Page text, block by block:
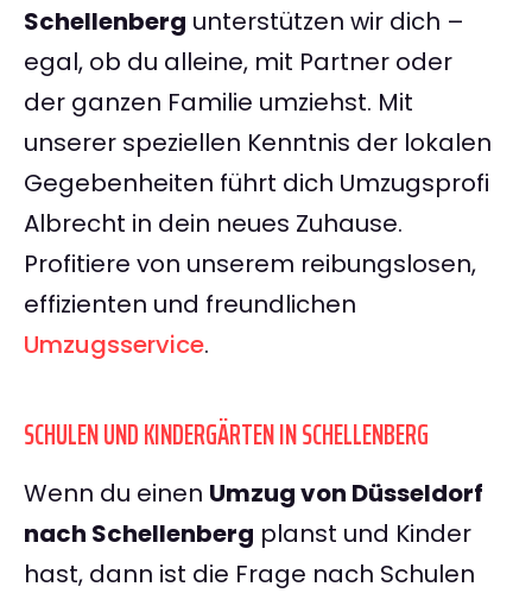
Schellenberg unterstützen wir dich –
egal, ob du alleine, mit Partner oder
der ganzen Familie umziehst. Mit
unserer speziellen Kenntnis der lokalen
Gegebenheiten führt dich Umzugsprofi
Albrecht in dein neues Zuhause.
Profitiere von unserem reibungslosen,
effizienten und freundlichen
Umzugsservice.
SCHULEN UND KINDERGÄRTEN IN SCHELLENBERG
Wenn du einen Umzug von Düsseldorf
nach Schellenberg planst und Kinder
hast, dann ist die Frage nach Schulen